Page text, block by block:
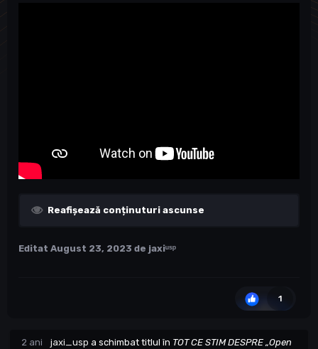
Reafișează conținuturi ascunse
Editat August 23, 2023 de jaxiᵘˢᵖ
1
2 ani jaxi_usp a schimbat titlul în TOT CE STIM DESPRE „Open